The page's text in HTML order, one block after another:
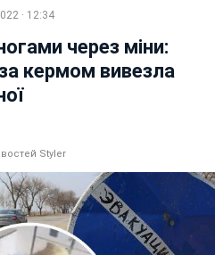
· 12:34
через міни:
кермом вивезла
Styler